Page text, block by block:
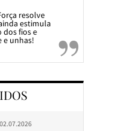
resolve
estimula
dos fios e
e unhas!
02.07.2026